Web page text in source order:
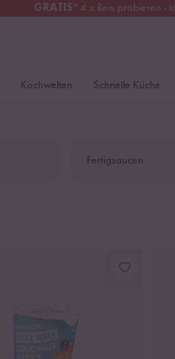
GRATIS* 4 x Reis probieren -
Kochwelten Schnelle Küche
Fertigsaucen